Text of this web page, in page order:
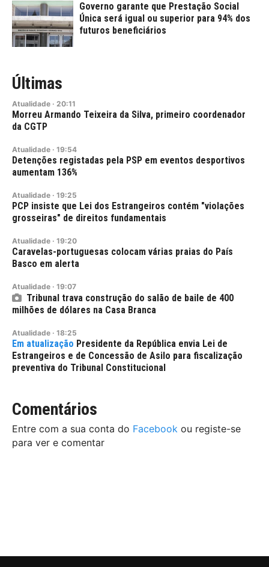
Governo garante que Prestação Social
Única será igual ou superior para 94% dos
futuros beneficiários
Últimas
Atualidade · 20:11
Morreu Armando Teixeira da Silva, primeiro coordenador
da CGTP
Atualidade · 19:54
Detenções registadas pela PSP em eventos desportivos
aumentam 136%
Atualidade · 19:25
PCP insiste que Lei dos Estrangeiros contém "violações
grosseiras" de direitos fundamentais
Atualidade · 19:20
Caravelas-portuguesas colocam várias praias do País
Basco em alerta
Atualidade · 19:07
Tribunal trava construção do salão de baile de 400
milhões de dólares na Casa Branca
Atualidade · 18:25
Presidente da República envia Lei de
Estrangeiros e de Concessão de Asilo para fiscalização
preventiva do Tribunal Constitucional
Comentários
Entre com a sua conta do Facebook ou registe-se
para ver e comentar